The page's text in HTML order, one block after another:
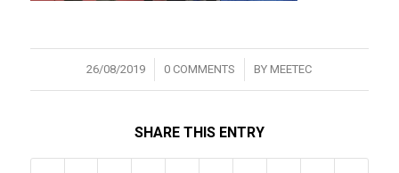
26/08/2019
/ 0 COMMENTS
/ BY MEETEC
SHARE THIS ENTRY